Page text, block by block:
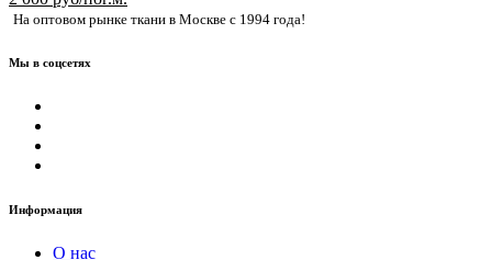
На оптовом рынке ткани в Москве с 1994 года!
Мы в соцсетях
Информация
О нас